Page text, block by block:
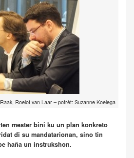
Roelof van Laar – potrèt: Suzanne Koelega
mester bini ku un plan konkreto
di su mandatarionan, sino tin
haña un instrukshon.